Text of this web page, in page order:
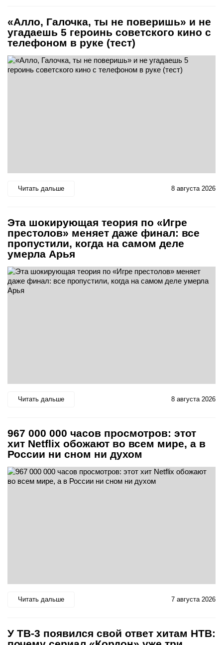
«Алло, Галочка, ты не поверишь» и не
угадаешь 5 героинь советского кино с
телефоном в руке (тест)
Читать дальше 8 августа 2026
Эта шокирующая теория по «Игре
престолов» меняет даже финал: все
пропустили, когда на самом деле
умерла Арья
Читать дальше 8 августа 2026
967 000 000 часов просмотров: этот
хит Netflix обожают во всем мире, а в
России ни сном ни духом
Читать дальше 7 августа 2026
У ТВ-3 появился свой ответ хитам НТВ: